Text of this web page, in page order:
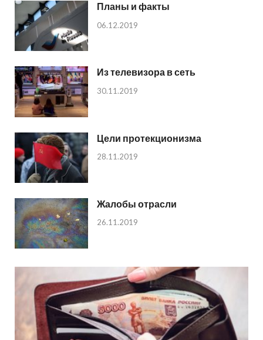
Планы и факты
06.12.2019
Из телевизора в сеть
30.11.2019
Цели протекционизма
28.11.2019
Жалобы отрасли
26.11.2019